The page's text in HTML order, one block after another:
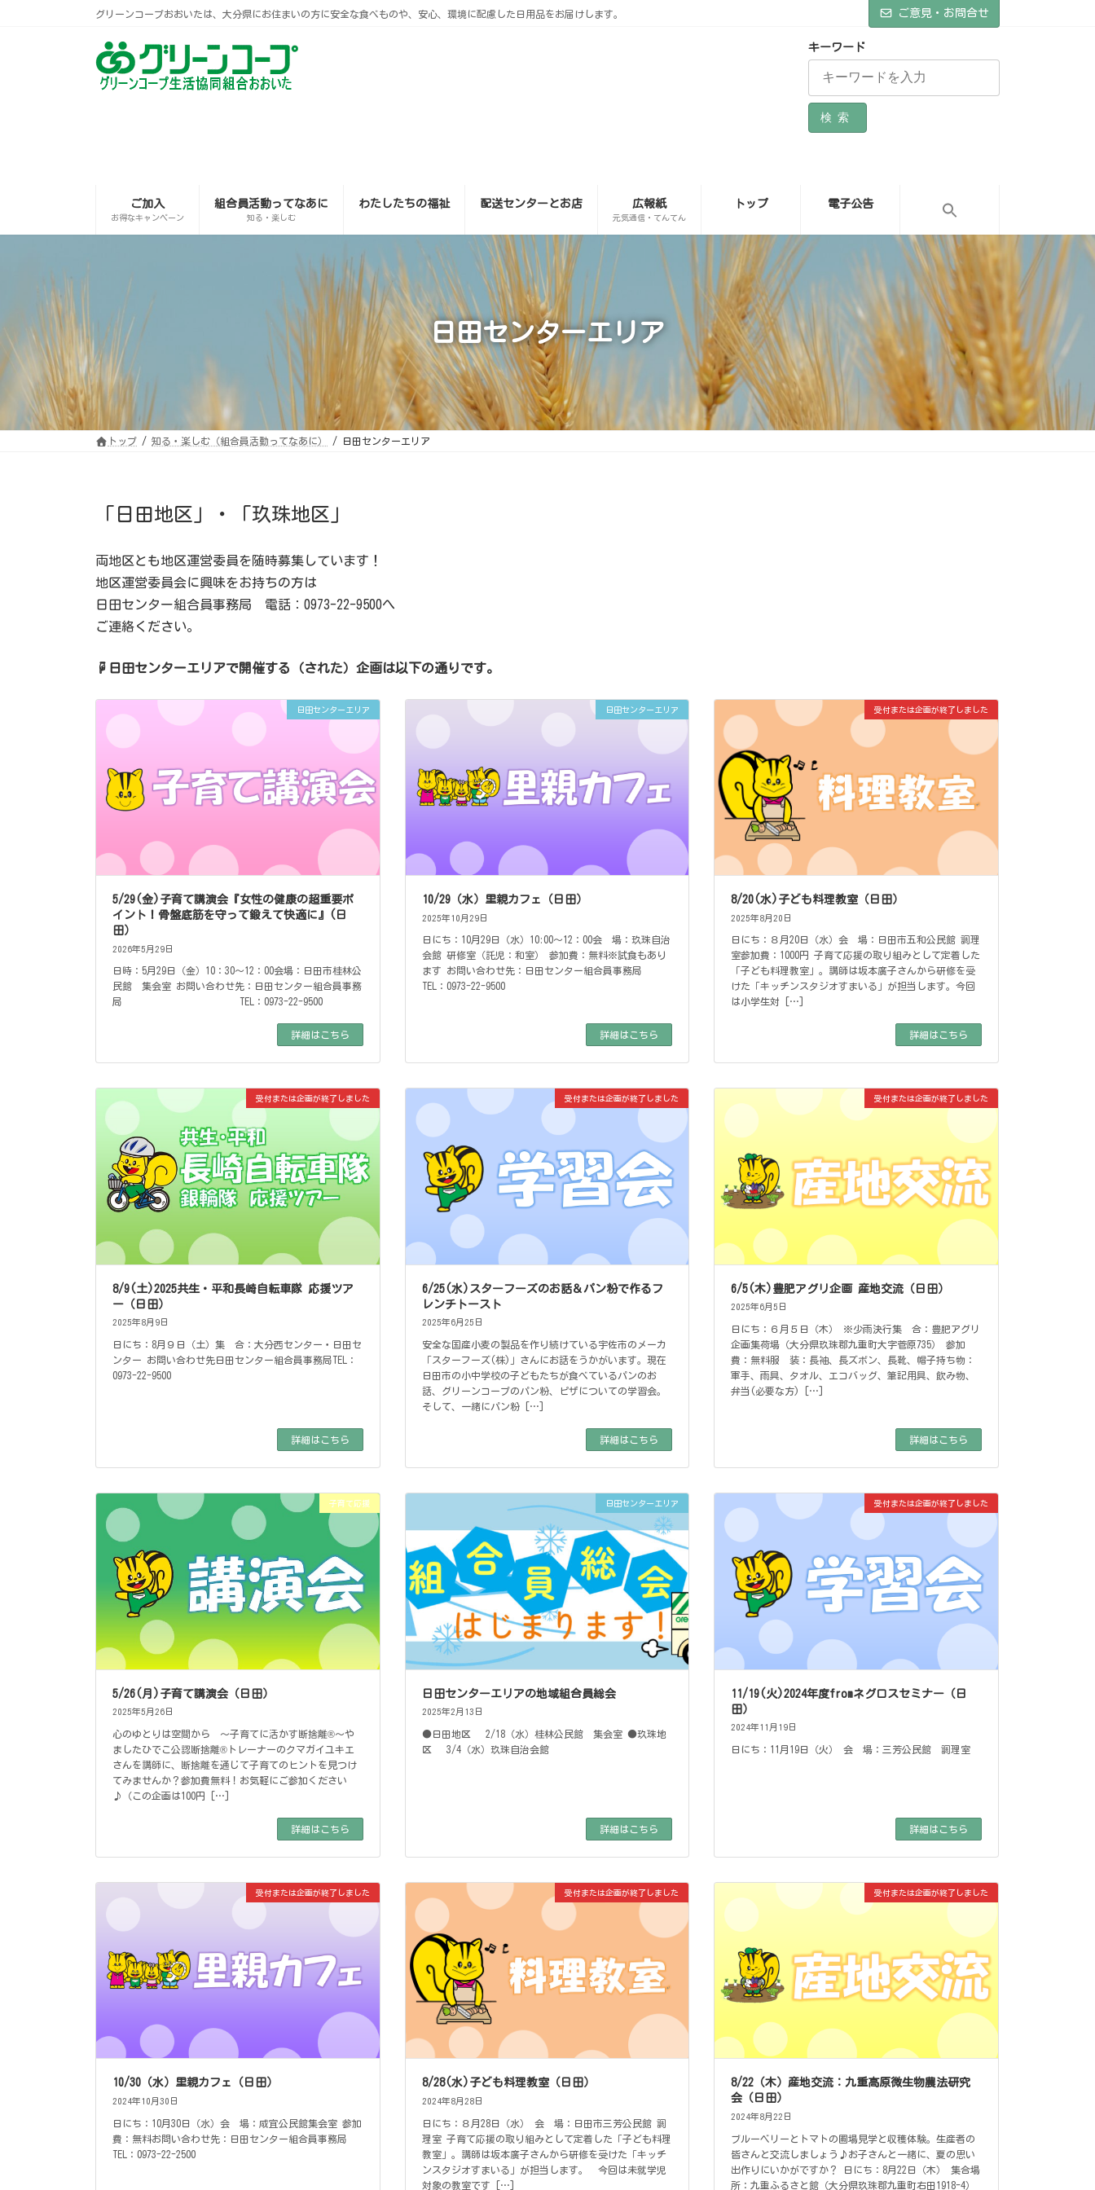
グリーンコープおおいたは、大分県にお住まいの方に安全な食べものや、安心、環境に配慮した日用品をお届けします。 ご意見・お問合せ
キーワード
検索
ご加入
お得なキャンペーン
組合員活動ってなあに
知る・楽しむ
わたしたちの福祉 配送センターとお店 広報紙
元気通信・てんてん
トップ 電子公告
日田センターエリア
トップ 知る・楽しむ（組合員活動ってなあに） 日田センターエリア
「日田地区 」・「玖珠地区 」
両地区とも地区運営委員を随時募集しています！
地区運営委員会に興味をお持ちの方は
日田センター組合員事務局 電話：0973-22-9500へ
ご連絡ください。
☟日田センターエリアで開催する（された）企画は以下の通りです。
日田センターエリア
5/29(金)子育て講演会『女性の健康の超重要ポ
イント！骨盤底筋を守って鍛えて快適に』(日
田）
2026年5月29日
日時：5月29日（金）10：30～12：00会場：日田市桂林公
民館 集会室 お問い合わせ先：日田センター組合員事務
局 TEL：0973-22-9500
詳細はこちら
日田センターエリア
10/29（水）里親カフェ（日田）
2025年10月29日
日にち：10月29日（水）10:00～12：00会 場：玖珠自治
会館 研修室（託児：和室） 参加費：無料※試食もあり
ます お問い合わせ先：日田センター組合員事務局
TEL：0973-22-9500
詳細はこちら
受付または企画が終了しました
8/20(水)子ども料理教室（日田）
2025年8月20日
日にち：８月20日（水）会 場：日田市五和公民館 調理
室参加費：1000円 子育て応援の取り組みとして定着した
「子ども料理教室」。講師は坂本廣子さんから研修を受
けた「キッチンスタジオすまいる」が担当します。今回
は小学生対 […]
詳細はこちら
受付または企画が終了しました
8/9(土)2025共生・平和長崎自転車隊 応援ツア
ー（日田）
2025年8月9日
日にち：8月９日（土）集 合：大分西センター・日田セ
ンター お問い合わせ先日田センター組合員事務局TEL：
0973-22-9500
詳細はこちら
受付または企画が終了しました
6/25(水)スターフーズのお話＆パン粉で作るフ
レンチトースト
2025年6月25日
安全な国産小麦の製品を作り続けている宇佐市のメーカ
「スターフーズ(株)」さんにお話をうかがいます。現在
日田市の小中学校の子どもたちが食べているパンのお
話、グリーンコープのパン粉、ピザについての学習会。
そして、一緒にパン粉 […]
詳細はこちら
受付または企画が終了しました
6/5(木)豊肥アグリ企画 産地交流（日田）
2025年6月5日
日にち：６月５日（木） ※少雨決行集 合：豊肥アグリ
企画集荷場（大分県玖珠郡九重町大字菅原735） 参加
費：無料服 装：長袖、長ズボン、長靴、帽子持ち物：
軍手、雨具、タオル、エコバッグ、筆記用具、飲み物、
弁当(必要な方) […]
詳細はこちら
子育て応援
5/26(月)子育て講演会（日田）
2025年5月26日
心のゆとりは空間から ～子育てに活かす断捨離®～や
ましたひでこ公認断捨離®トレーナーのクマガイユキエ
さんを講師に、断捨離を通じて子育てのヒントを見つけ
てみませんか？参加費無料！お気軽にご参加ください
♪（この企画は100円 […]
詳細はこちら
日田センターエリア
日田センターエリアの地域組合員総会
2025年2月13日
●日田地区 2/18（水）桂林公民館 集会室 ●玖珠地
区 3/4（水）玖珠自治会館
詳細はこちら
受付または企画が終了しました
11/19(火)2024年度fromネグロスセミナー（日
田）
2024年11月19日
日にち：11月19日（火） 会 場：三芳公民館 調理室
詳細はこちら
受付または企画が終了しました
10/30（水）里親カフェ（日田）
2024年10月30日
日にち：10月30日（水）会 場：咸宜公民館集会室 参加
費：無料お問い合わせ先：日田センター組合員事務局
TEL：0973-22-2500
受付または企画が終了しました
8/28(水)子ども料理教室（日田）
2024年8月28日
日にち：８月28日（水） 会 場：日田市三芳公民館 調
理室 子育て応援の取り組みとして定着した「子ども料理
教室」。講師は坂本廣子さんから研修を受けた「キッチ
ンスタジオすまいる」が担当します。 今回は未就学児
対象の教室です […]
受付または企画が終了しました
8/22（木）産地交流：九重高原微生物農法研究
会（日田）
2024年8月22日
ブルーベリーとトマトの圃場見学と収穫体験。生産者の
皆さんと交流しましょう♪お子さんと一緒に、夏の思い
出作りにいかがですか？ 日にち：8月22日（木） 集合場
所：九重ふるさと館（大分県玖珠郡九重町右田1918-4）